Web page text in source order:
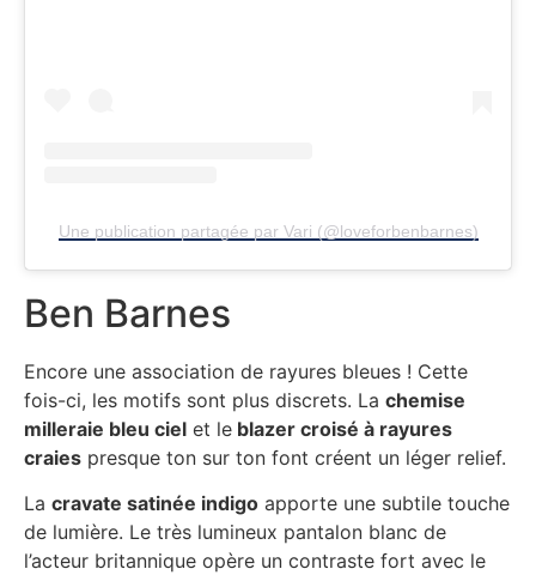
Une publication partagée par Vari (@loveforbenbarnes)
Ben Barnes
Encore une association de rayures bleues ! Cette
fois-ci, les motifs sont plus discrets. La chemise
milleraie bleu ciel et le blazer croisé à rayures
craies presque ton sur ton font créent un léger relief.
La cravate satinée indigo apporte une subtile touche
de lumière. Le très lumineux pantalon blanc de
l’acteur britannique opère un contraste fort avec le